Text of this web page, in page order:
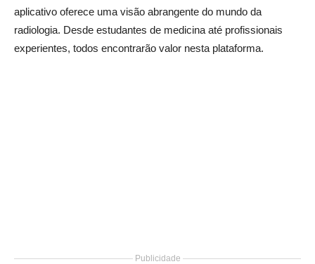
aplicativo oferece uma visão abrangente do mundo da
radiologia. Desde estudantes de medicina até profissionais
experientes, todos encontrarão valor nesta plataforma.
Publicidade